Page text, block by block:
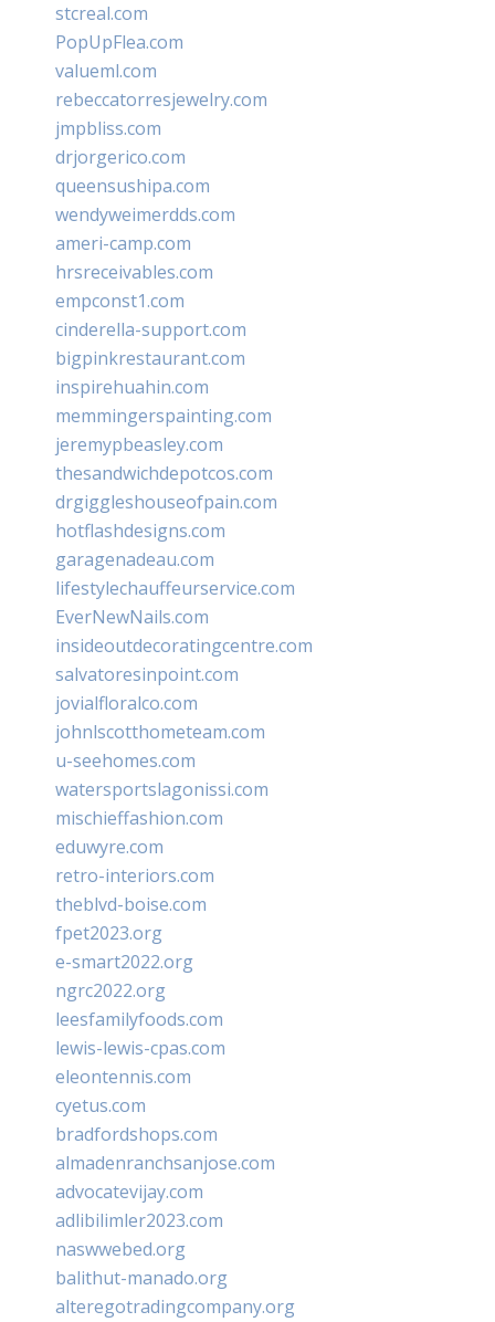
stcreal.com
PopUpFlea.com
valueml.com
rebeccatorresjewelry.com
jmpbliss.com
drjorgerico.com
queensushipa.com
wendyweimerdds.com
ameri-camp.com
hrsreceivables.com
empconst1.com
cinderella-support.com
bigpinkrestaurant.com
inspirehuahin.com
memmingerspainting.com
jeremypbeasley.com
thesandwichdepotcos.com
drgiggleshouseofpain.com
hotflashdesigns.com
garagenadeau.com
lifestylechauffeurservice.com
EverNewNails.com
insideoutdecoratingcentre.com
salvatoresinpoint.com
jovialfloralco.com
johnlscotthometeam.com
u-seehomes.com
watersportslagonissi.com
mischieffashion.com
eduwyre.com
retro-interiors.com
theblvd-boise.com
fpet2023.org
e-smart2022.org
ngrc2022.org
leesfamilyfoods.com
lewis-lewis-cpas.com
eleontennis.com
cyetus.com
bradfordshops.com
almadenranchsanjose.com
advocatevijay.com
adlibilimler2023.com
naswwebed.org
balithut-manado.org
alteregotradingcompany.org